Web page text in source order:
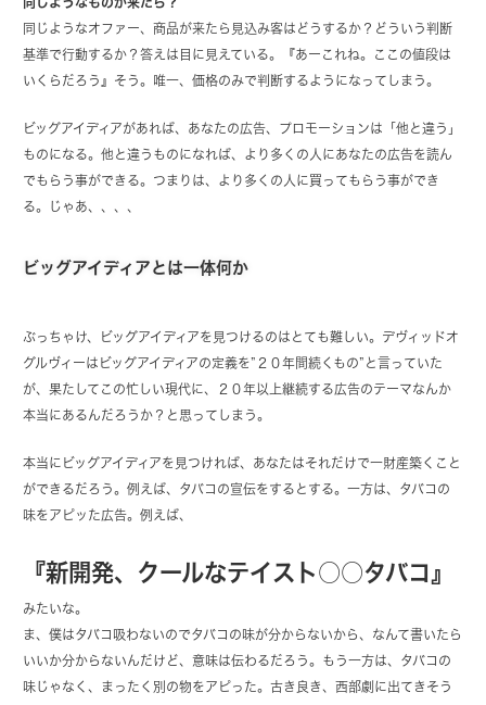
同じようなものが来たら？
同じようなオファー、商品が来たら見込み客はどうするか？どういう判断
基準で行動するか？答えは目に見えている。『あーこれね。ここの値段は
いくらだろう』そう。唯一、価格のみで判断するようになってしまう。
ビッグアイディアがあれば、あなたの広告、プロモーションは「他と違う」
ものになる。他と違うものになれば、より多くの人にあなたの広告を読ん
でもらう事ができる。つまりは、より多くの人に買ってもらう事ができ
る。じゃあ、、、、
ビッグアイディアとは一体何か
ぶっちゃけ、ビッグアイディアを見つけるのはとても難しい。デヴィッドオ
グルヴィーはビッグアイディアの定義を”２０年間続くもの”と言っていた
が、果たしてこの忙しい現代に、２０年以上継続する広告のテーマなんか
本当にあるんだろうか？と思ってしまう。
本当にビッグアイディアを見つければ、あなたはそれだけで一財産築くこと
ができるだろう。例えば、タバコの宣伝をするとする。一方は、タバコの
味をアピッた広告。例えば、
『新開発、クールなテイスト○○タバコ』
みたいな。
ま、僕はタバコ吸わないのでタバコの味が分からないから、なんて書いたら
いいか分からないんだけど、意味は伝わるだろう。もう一方は、タバコの
味じゃなく、まったく別の物をアピった。古き良き、西部劇に出てきそう